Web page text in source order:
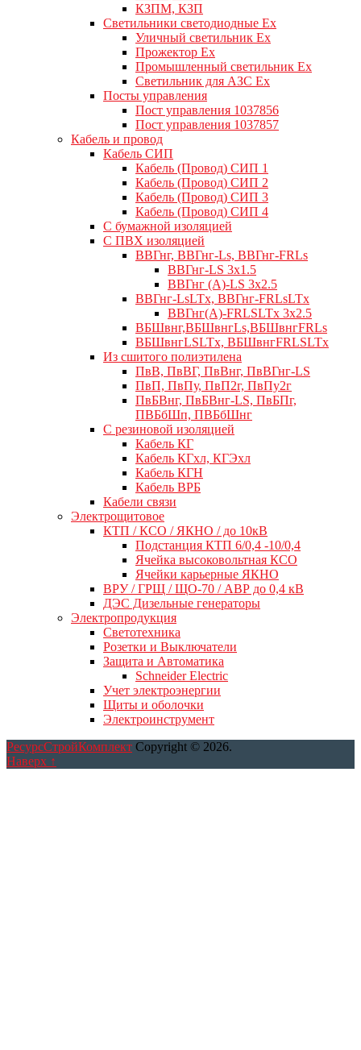
КЗПМ, КЗП
Светильники светодиодные Ex
Уличный светильник Ex
Прожектор Ex
Промышленный светильник Ex
Светильник для АЗС Ex
Посты управления
Пост управления 1037856
Пост управления 1037857
Кабель и провод
Кабель СИП
Кабель (Провод) СИП 1
Кабель (Провод) СИП 2
Кабель (Провод) СИП 3
Кабель (Провод) СИП 4
С бумажной изоляцией
С ПВХ изоляцией
ВВГнг, ВВГнг-Ls, ВВГнг-FRLs
ВВГнг-LS 3х1.5
ВВГнг (А)-LS 3х2.5
ВВГнг-LsLTx, ВВГнг-FRLsLTx
ВВГнг(А)-FRLSLTx 3х2.5
ВБШвнг,ВБШвнгLs,ВБШвнгFRLs
ВБШвнгLSLTx, ВБШвнгFRLSLTx
Из сшитого полиэтилена
ПвВ, ПвВГ, ПвВнг, ПвВГнг-LS
ПвП, ПвПу, ПвП2г, ПвПу2г
ПвБВнг, ПвБВнг-LS, ПвБПг,
ПВБбШп, ПВБбШнг
C резиновой изоляцией
Кабель КГ
Кабель КГхл, КГЭхл
Кабель КГН
Кабель ВРБ
Кабели связи
Электрощитовое
КТП / КСО / ЯКНО / до 10кВ
Подстанция КТП 6/0,4 -10/0,4
Ячейка высоковольтная КСО
Ячейки карьерные ЯКНО
ВРУ / ГРЩ / ЩО-70 / АВР до 0,4 кВ
ДЭС Дизельные генераторы
Электропродукция
Светотехника
Розетки и Выключатели
Защита и Автоматика
Schneider Electric
Учет электроэнергии
Щиты и оболочки
Электроинструмент
РесурсСтройКомплект Copyright © 2026.
Наверх ↑